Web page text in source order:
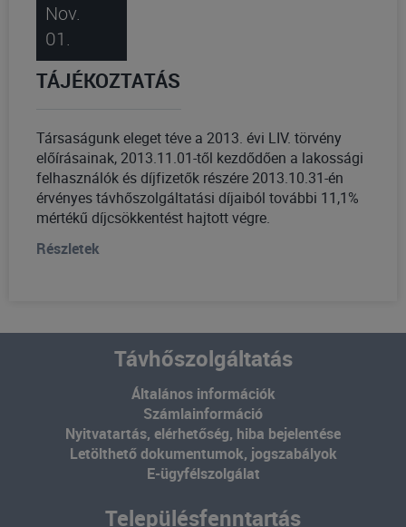
Nov.
01.
TÁJÉKOZTATÁS
Társaságunk eleget téve a 2013. évi LIV. törvény
előírásainak, 2013.11.01-től kezdődően a lakossági
felhasználók és díjfizetők részére 2013.10.31-én
érvényes távhőszolgáltatási díjaiból további 11,1%
mértékű díjcsökkentést hajtott végre.
Részletek
Távhőszolgáltatás
Általános információk
Számlainformáció
Nyitvatartás, elérhetőség, hiba bejelentése
Letölthető dokumentumok, jogszabályok
E-ügyfélszolgálat
Településfenntartás